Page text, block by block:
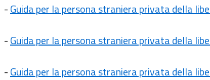
-Guida per la persona straniera privata della
-Guida per la persona straniera privata della
-Guida per la persona straniera privata della